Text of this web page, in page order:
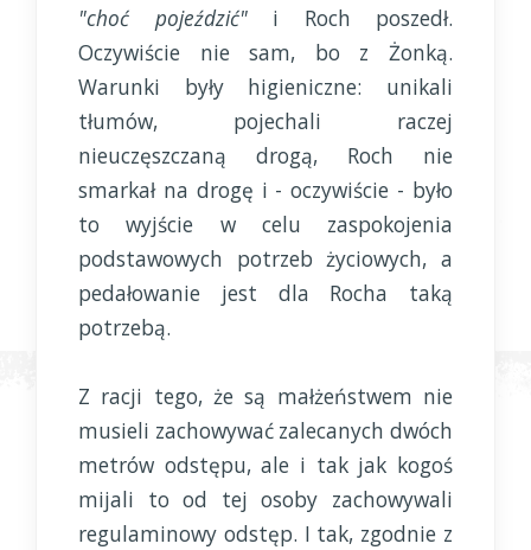
"choć pojeździć"i Roch poszedł.
Oczywiście nie sam, bo z Żonką.
Warunki były higieniczne: unikali
tłumów, pojechali raczej
nieuczęszczaną drogą, Roch nie
smarkał na drogę i - oczywiście - było
to wyjście w celu zaspokojenia
podstawowych potrzeb życiowych, a
pedałowanie jest dla Rocha taką
potrzebą.
Z racji tego, że są małżeństwem nie
musieli zachowywać zalecanych dwóch
metrów odstępu, ale i tak jak kogoś
mijali to od tej osoby zachowywali
regulaminowy odstęp. I tak, zgodnie z